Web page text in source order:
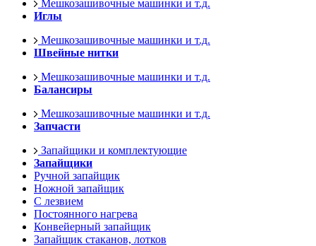
Мешкозашивочные машинки и т.д.
Иглы
Мешкозашивочные машинки и т.д.
Швейные нитки
Мешкозашивочные машинки и т.д.
Балансиры
Мешкозашивочные машинки и т.д.
Запчасти
Запайщики и комплектующие
Запайщики
Ручной запайщик
Ножной запайщик
С лезвием
Постоянного нагрева
Конвейерный запайщик
Запайщик стаканов, лотков